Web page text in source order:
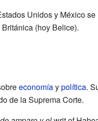
Unidos y México
(hoy Belice).
economíaypolítica.
de la Suprema Corte.